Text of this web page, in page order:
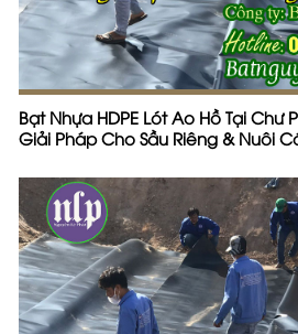
Bạt Nhựa HDPE Lót Ao Hồ Tại Chư
Giải Pháp Cho Sầu Riêng & Nuôi